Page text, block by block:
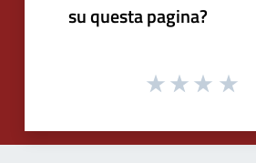
su questa pagina?